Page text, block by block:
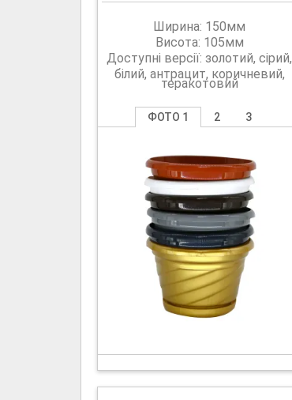
Ширина: 150мм
Висота: 105мм
Доступні версії: золотий, сірий,
білий, антрацит, коричневий,
теракотовий
ФОТО 1 2 3